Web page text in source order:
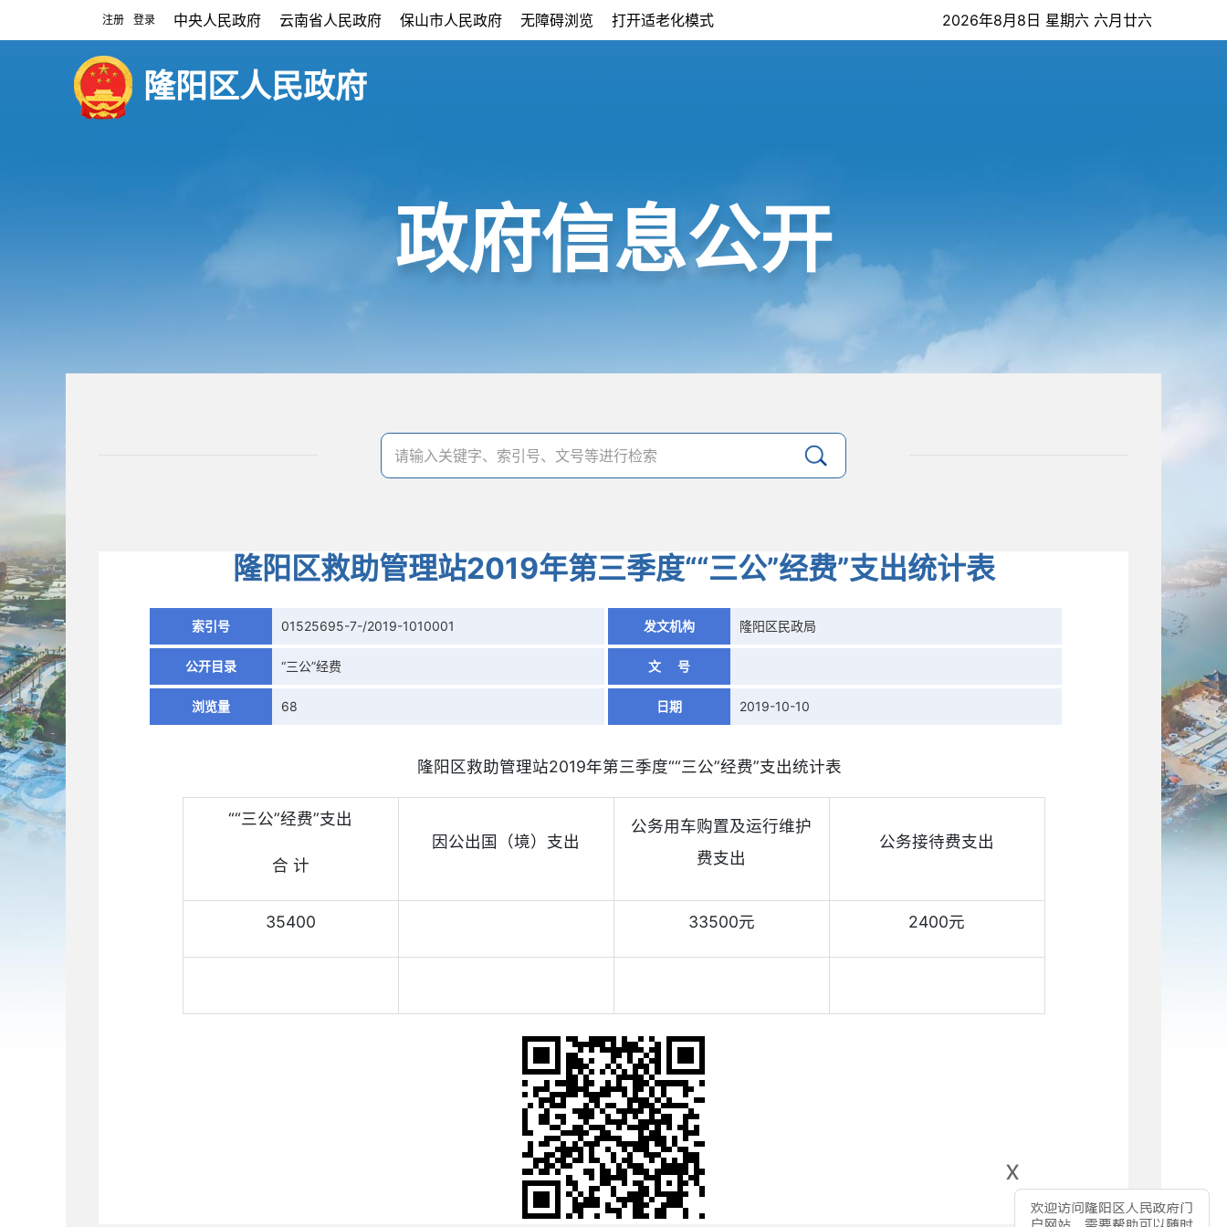
注册 登录
x
中央人民政府 云南省人民政府 保山市人民政府 无障碍浏览 打开适老化模式 2026年8月8日 星期六 六月廿六
隆阳区人民政府
政府信息公开
隆阳区救助管理站2019年第三季度““三公”经费”支出统计表
索引号 01525695-7-/2019-1010001 发文机构 隆阳区民政局
公开目录 “三公”经费 文 号
浏览量 68 日期 2019-10-10
隆阳区救助管理站2019年第三季度““三公”经费”支出统计表
““三公”经费”支出
合 计
因公出国（境）支出
公务用车购置及运行维护
费支出
公务接待费支出
35400 33500元 2400元